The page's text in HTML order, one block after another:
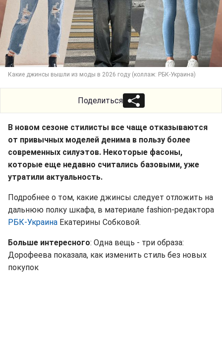
Какие джинсы вышли из моды в 2026 году (коллаж: РБК-Украина)
Поделиться
В новом сезоне стилисты все чаще отказываются
от привычных моделей денима в пользу более
современных силуэтов. Некоторые фасоны,
которые еще недавно считались базовыми, уже
утратили актуальность.
Подробнее о том, какие джинсы следует отложить на
дальнюю полку шкафа, в материале fashion-редактора
РБК-Украина Екатерины Собковой.
Больше интересного: Одна вещь - три образа:
Дорофеева показала, как изменить стиль без новых
покупок